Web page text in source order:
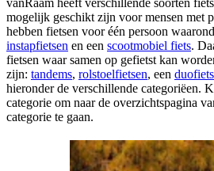
vanRaam heeft verschillende soorten
mogelijk geschikt zijn voor mensen met
hebben fietsen voor één persoon
instapfietsen en een scootmobiel fiets.
fietsen waar samen op gefietst kan
zijn: tandems, rolstoelfietsen, een duofiets
hieronder de verschillende categoriëen.
categorie om naar de overzichtspagina
categorie te gaan.